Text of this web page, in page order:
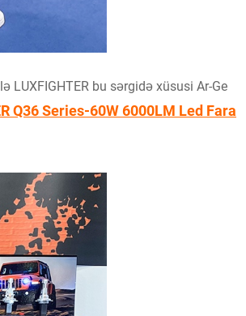
LUXFIGHTER bu sərgidə xüsusi Ar-Ge
Q36 Series-60W 6000LM Led Fara